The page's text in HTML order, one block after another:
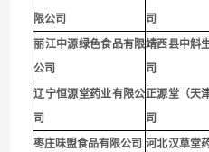
限公司
司
丽江中源绿色食品有限
公司
靖西县中斛
司
辽宁恒源堂药业有限公
司
正源堂（天
司
枣庄味盟食品有限公司 河北汉草堂